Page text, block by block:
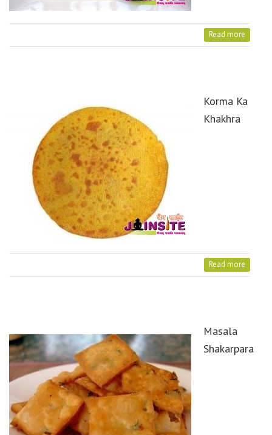
Read more
Korma Ka
Khakhra
Read more
Masala
Shakarpara